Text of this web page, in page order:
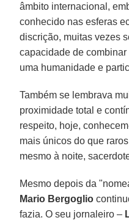
âmbito internacional,
conhecido nas esferas
discrição, muitas vezes
capacidade de
uma humanidade e
Também se lembrava
proximidade total e
respeito, hoje,
mais únicos do que
mesmo à noite,
Mesmo depois da
Mario Bergoglio
fazia. O seu jornaleiro –